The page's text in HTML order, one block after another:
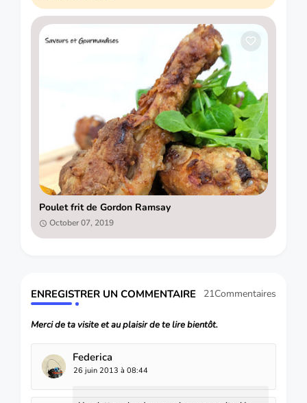
Poulet frit de Gordon Ramsay
October 07, 2019
ENREGISTRER UN COMMENTAIRE 21Commentaires
Merci de ta visite et au plaisir de te lire bientôt.
Federica
26 juin 2013 à 08:44